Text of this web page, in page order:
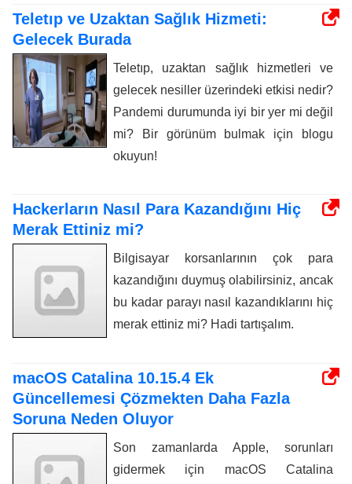
Teletıp ve Uzaktan Sağlık Hizmeti:
Gelecek Burada
Teletıp, uzaktan sağlık hizmetleri ve
gelecek nesiller üzerindeki etkisi nedir?
Pandemi durumunda iyi bir yer mi değil
mi? Bir görünüm bulmak için blogu
okuyun!
Hackerların Nasıl Para Kazandığını Hiç
Merak Ettiniz mi?
Bilgisayar korsanlarının çok para
kazandığını duymuş olabilirsiniz, ancak
bu kadar parayı nasıl kazandıklarını hiç
merak ettiniz mi? Hadi tartışalım.
macOS Catalina 10.15.4 Ek
Güncellemesi Çözmekten Daha Fazla
Soruna Neden Oluyor
Son zamanlarda Apple, sorunları
gidermek için macOS Catalina